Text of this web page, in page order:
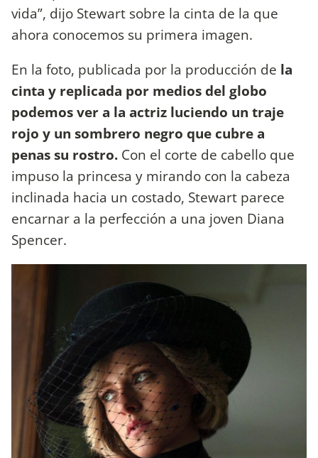
vida”, dijo Stewart sobre la cinta de la que
ahora conocemos su primera imagen.
En la foto, publicada por la producción de la
cinta y replicada por medios del globo
podemos ver a la actriz luciendo un traje
rojo y un sombrero negro que cubre a
penas su rostro. Con el corte de cabello que
impuso la princesa y mirando con la cabeza
inclinada hacia un costado, Stewart parece
encarnar a la perfección a una joven Diana
Spencer.